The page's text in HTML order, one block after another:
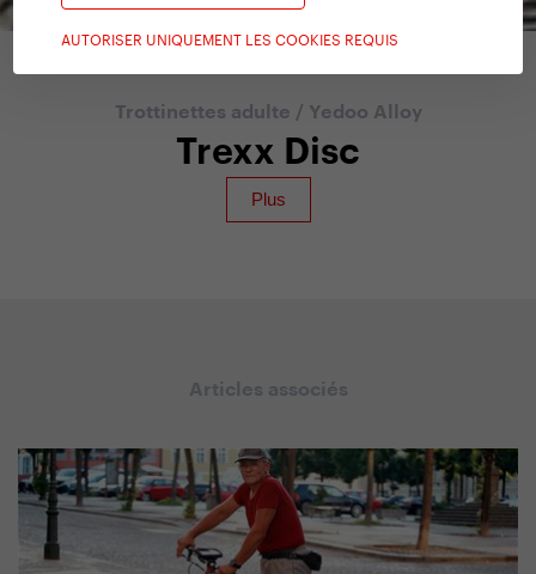
AUTORISER UNIQUEMENT LES COOKIES REQUIS
Trottinettes adulte / Yedoo Alloy
Trexx Disc
Articles associés